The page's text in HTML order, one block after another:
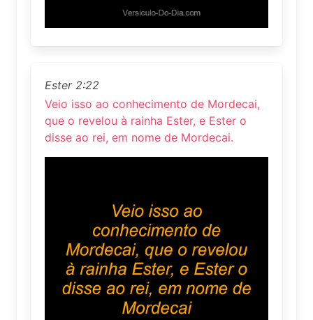
Ester 2:22
Veio isso ao conhecimento de Mordecai,
que o revelou à rainha Ester, e Ester o
disse ao rei, em nome de Mordecai.